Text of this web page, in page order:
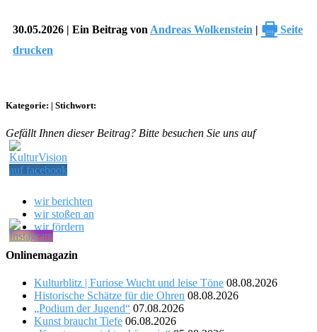
30.05.2026 | Ein Beitrag von Andreas Wolkenstein | 🖶 Seite
drucken
Kategorie: | Stichwort:
Gefällt Ihnen dieser Beitrag? Bitte besuchen Sie uns auf
wir berichten
wir stoßen an
wir fördern
Onlinemagazin
Kulturblitz | Furiose Wucht und leise Töne 08.08.2026
Historische Schätze für die Ohren 08.08.2026
„Podium der Jugend“ 07.08.2026
Kunst braucht Tiefe 06.08.2026